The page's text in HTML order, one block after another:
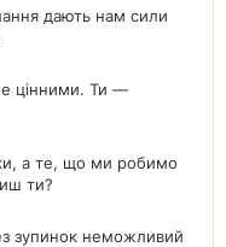
дають нам сили
цінними. Ти —
а те, що ми робимо
ти?
зупинок неможливий